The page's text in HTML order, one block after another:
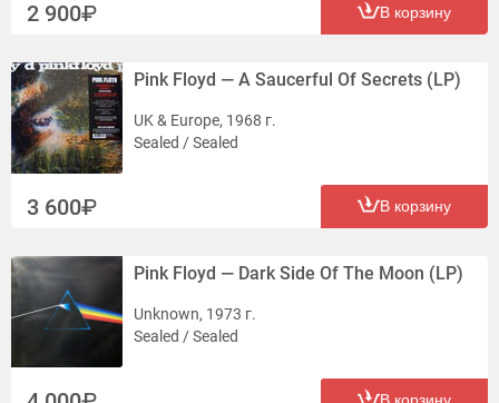
2 900 В корзину
Pink Floyd — A Saucerful Of Secrets (LP)
UK & Europe, 1968 г.
Sealed / Sealed
3 600 В корзину
Pink Floyd — Dark Side Of The Moon (LP)
Unknown, 1973 г.
Sealed / Sealed